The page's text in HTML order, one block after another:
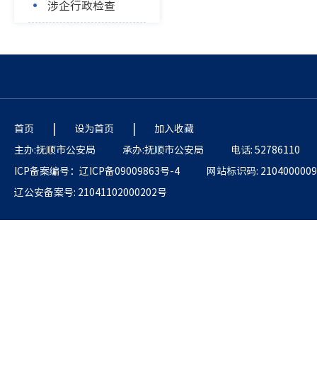
涉企行政检查
首页 | 设为首页 |
加入收藏
主办:抚顺市公安局
承办:抚顺市公安局
电话: 52786110
ICP备案编号：辽ICP备09009863号-4
网站标识码: 2104000009
辽公安备案号: 21041102000202号